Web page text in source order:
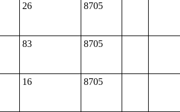
26 8705
83 8705
16 8705